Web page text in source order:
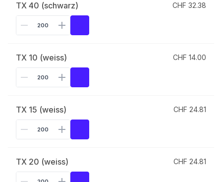
TX 40 (schwarz) CHF 32.38
TX 10 (weiss) CHF 14.00
TX 15 (weiss) CHF 24.81
TX 20 (weiss) CHF 24.81